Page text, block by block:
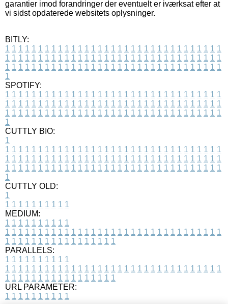
garantier imod forandringer der eventuelt er iværksat efter at
vi sidst opdaterede websitets oplysninger.
BITLY:
1 1 1 1 1 1 1 1 1 1 1 1 1 1 1 1 1 1 1 1 1 1 1 1 1 1 1 1 1 1 1 1 1
1 1 1 1 1 1 1 1 1 1 1 1 1 1 1 1 1 1 1 1 1 1 1 1 1 1 1 1 1 1 1 1 1
1 1 1 1 1 1 1 1 1 1 1 1 1 1 1 1 1 1 1 1 1 1 1 1 1 1 1 1 1 1 1 1 1
1
SPOTIFY:
1 1 1 1 1 1 1 1 1 1 1 1 1 1 1 1 1 1 1 1 1 1 1 1 1 1 1 1 1 1 1 1 1
1 1 1 1 1 1 1 1 1 1 1 1 1 1 1 1 1 1 1 1 1 1 1 1 1 1 1 1 1 1 1 1 1
1 1 1 1 1 1 1 1 1 1 1 1 1 1 1 1 1 1 1 1 1 1 1 1 1 1 1 1 1 1 1 1 1
1
CUTTLY BIO:
1
1 1 1 1 1 1 1 1 1 1 1 1 1 1 1 1 1 1 1 1 1 1 1 1 1 1 1 1 1 1 1 1 1
1 1 1 1 1 1 1 1 1 1 1 1 1 1 1 1 1 1 1 1 1 1 1 1 1 1 1 1 1 1 1 1 1
1 1 1 1 1 1 1 1 1 1 1 1 1 1 1 1 1 1 1 1 1 1 1 1 1 1 1 1 1 1 1 1 1
1
CUTTLY OLD:
1
1 1 1 1 1 1 1 1 1 1
MEDIUM:
1 1 1 1 1 1 1 1 1 1
1 1 1 1 1 1 1 1 1 1 1 1 1 1 1 1 1 1 1 1 1 1 1 1 1 1 1 1 1 1 1 1 1
1 1 1 1 1 1 1 1 1 1 1 1 1 1 1 1 1
PARALLELS:
1 1 1 1 1 1 1 1 1 1
1 1 1 1 1 1 1 1 1 1 1 1 1 1 1 1 1 1 1 1 1 1 1 1 1 1 1 1 1 1 1 1 1
1 1 1 1 1 1 1 1 1 1 1 1 1 1 1 1 1
URL PARAMETER:
1 1 1 1 1 1 1 1 1 1